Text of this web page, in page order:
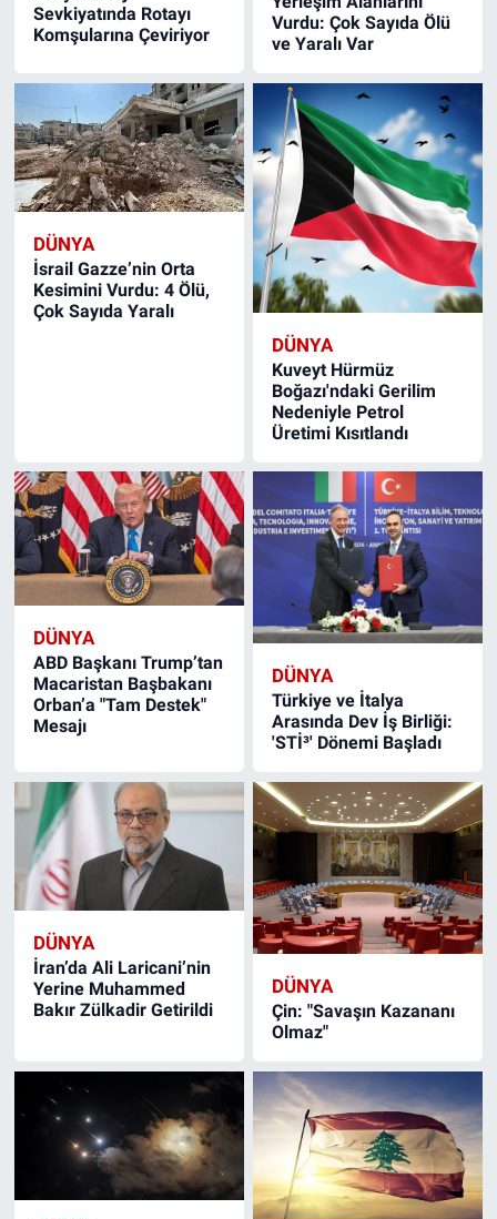
Sevkiyatında Rotayı
Komşularına Çeviriyor
Vurdu: Çok Sayıda Ölü
ve Yaralı Var
DÜNYA
İsrail Gazze’nin Orta
Kesimini Vurdu: 4 Ölü,
Çok Sayıda Yaralı
DÜNYA
Kuveyt Hürmüz
Boğazı'ndaki Gerilim
Nedeniyle Petrol
Üretimi Kısıtlandı
DÜNYA
ABD Başkanı Trump’tan
Macaristan Başbakanı
Orban’a "Tam Destek"
Mesajı
DÜNYA
Türkiye ve İtalya
Arasında Dev İş Birliği:
'STİ³' Dönemi Başladı
DÜNYA
İran’da Ali Laricani’nin
Yerine Muhammed
Bakır Zülkadir Getirildi
DÜNYA
Çin: "Savaşın Kazananı
Olmaz"